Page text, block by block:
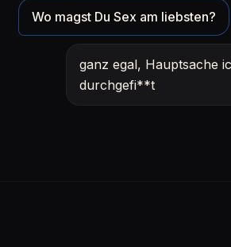
Wo magst Du Sex am liebsten?
ganz egal, Hauptsache
durchgefi**t